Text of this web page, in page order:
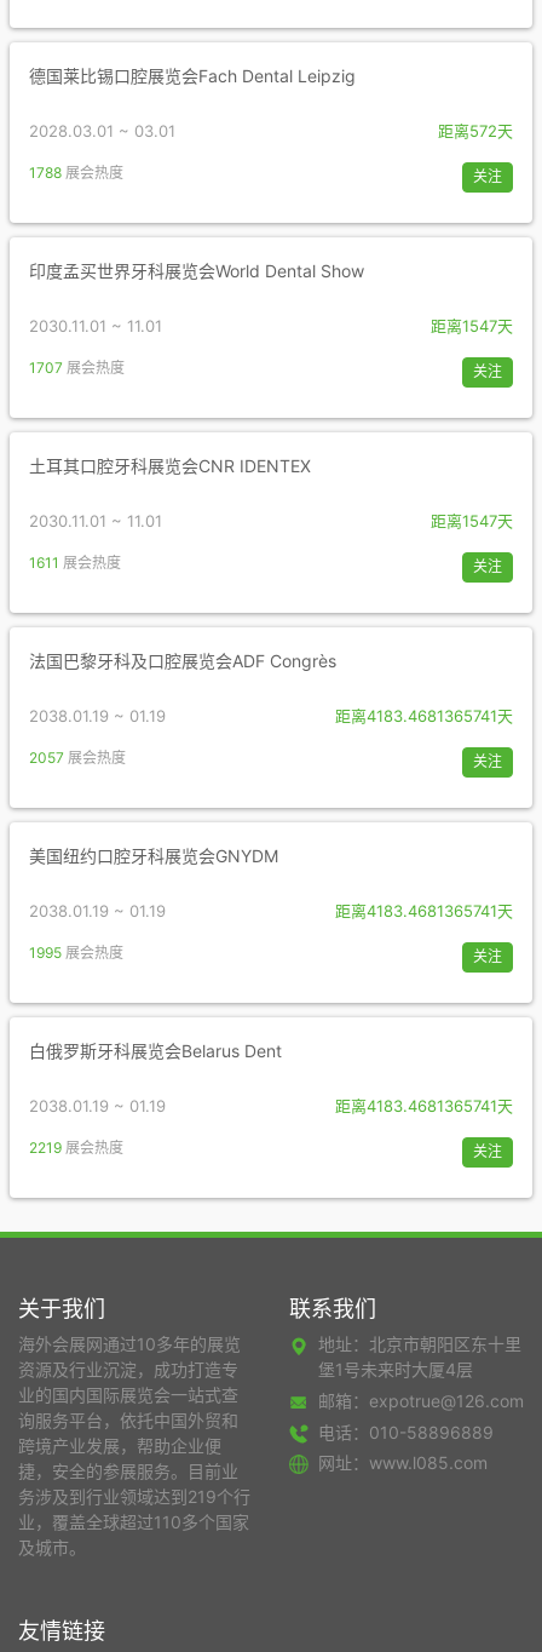
德国莱比锡口腔展览会Fach Dental Leipzig
2028.03.01 ~ 03.01 距离572天
1788 展会热度 关注
印度孟买世界牙科展览会World Dental Show
2030.11.01 ~ 11.01 距离1547天
1707 展会热度 关注
土耳其口腔牙科展览会CNR IDENTEX
2030.11.01 ~ 11.01 距离1547天
1611 展会热度 关注
法国巴黎牙科及口腔展览会ADF Congrès
2038.01.19 ~ 01.19 距离4183.4681365741天
2057 展会热度 关注
美国纽约口腔牙科展览会GNYDM
2038.01.19 ~ 01.19 距离4183.4681365741天
1995 展会热度 关注
白俄罗斯牙科展览会Belarus Dent
2038.01.19 ~ 01.19 距离4183.4681365741天
2219 展会热度 关注
关于我们
海外会展网通过10多年的展览
资源及行业沉淀，成功打造专
业的国内国际展览会一站式查
询服务平台，依托中国外贸和
跨境产业发展，帮助企业便
捷，安全的参展服务。目前业
务涉及到行业领域达到219个行
业，覆盖全球超过110多个国家
及城市。
联系我们
地址：北京市朝阳区东十里
堡1号未来时大厦4层
邮箱：expotrue@126.com
电话：010-58896889
网址：www.l085.com
友情链接